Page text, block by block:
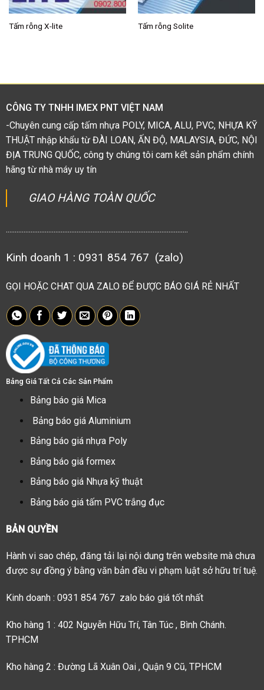
Tấm rỗng X-lite Tấm rỗng Solite
CÔNG TY TNHH IMEX PNT VIỆT NAM
-Chuyên cung cấp tấm nhựa POLY, MICA, ALU, PVC, NHỰA KỸ
THUẬT nhập khẩu từ ĐÀI LOAN, ẤN ĐỘ, MALAYSIA, ĐỨC, NỘI
ĐỊA TRUNG QUỐC, công ty chúng tôi cam kết sản phẩm chính
hãng từ nhà máy uy tín
GIAO HÀNG TOÀN QUỐC
.......................................................................................................
Kinh doanh 1 : 0931 854 767 (zalo)
GỌI HOẶC CHAT QUA ZALO ĐỂ ĐƯỢC BÁO GIÁ RẺ NHẤT
Bảng Giá Tất Cả Các Sản Phẩm
Bảng báo giá Mica
Bảng báo giá Aluminium
Bảng báo giá nhựa Poly
Bảng báo giá formex
Bảng báo giá Nhựa kỹ thuật
Bảng báo giá tấm PVC trắng đục
BẢN QUYỀN
Hành vi sao chép, đăng tải lại nội dung trên website mà chưa
được sự đồng ý bằng văn bản đều vi phạm luật sở hữu trí tuệ.
Kinh doanh : 0931 854 767 zalo báo giá tốt nhất
Kho hàng 1 : 402 Nguyễn Hữu Trí, Tân Túc , Bình Chánh.
TPHCM
Kho hàng 2 : Đường Lã Xuân Oai , Quận 9 Cũ, TPHCM